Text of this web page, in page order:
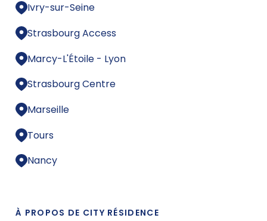
Ivry-sur-Seine
Strasbourg Access
Marcy-L'Étoile - Lyon
Strasbourg Centre
Marseille
Tours
Nancy
À PROPOS DE CITY RÉSIDENCE